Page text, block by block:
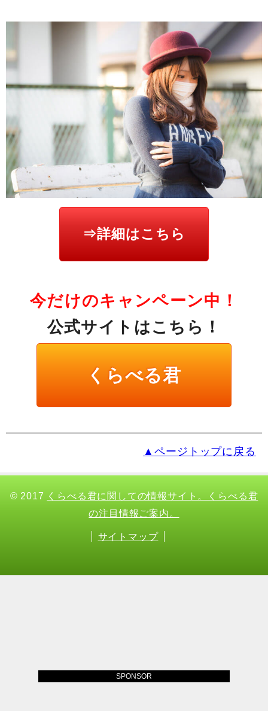
⇒詳細はこちら
今だけのキャンペーン中！
公式サイトはこちら！
くらべる君
▲ページトップに戻る
© 2017 くらべる君に関しての情報サイト。くらべる君
の注目情報ご案内。
サイトマップ
SPONSOR